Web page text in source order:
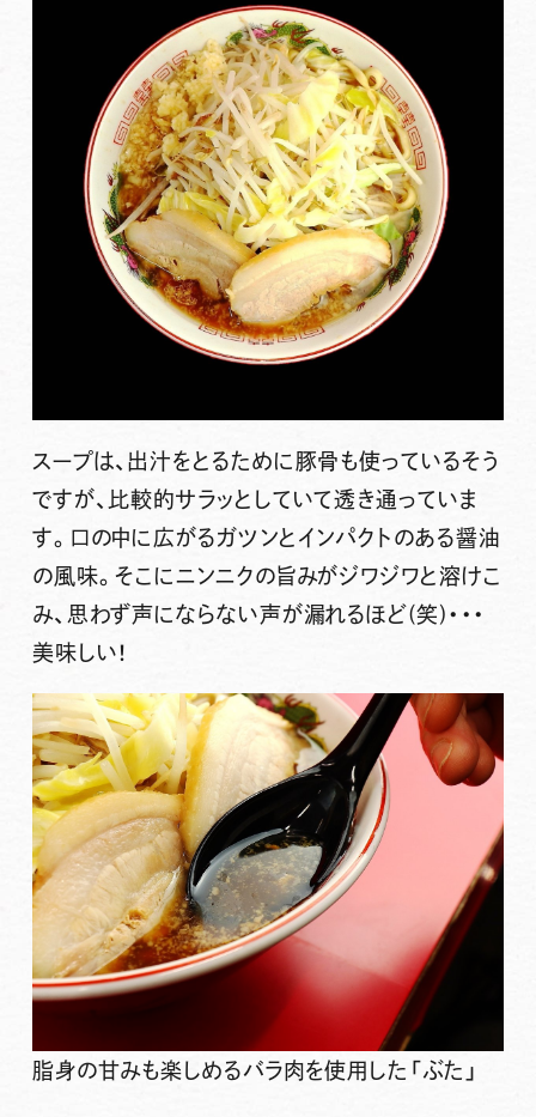
スープは、出汁をとるために豚骨も使っているそう
ですが、比較的サラッとしていて透き通っていま
す。口の中に広がるガツンとインパクトのある醤油
の風味。そこにニンニクの旨みがジワジワと溶けこ
み、思わず声にならない声が漏れるほど(笑)・・・
美味しい！
脂身の甘みも楽しめるバラ肉を使用した「ぶた」